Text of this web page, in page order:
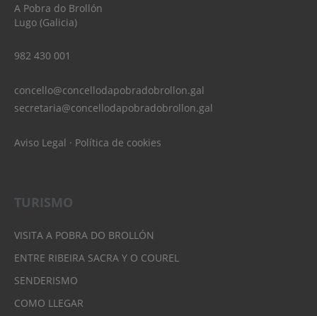
A Pobra do Brollón
Lugo (Galicia)
982 430 001
concello@concellodapobradobrollon.gal
secretaria@concellodapobradobrollon.gal
Aviso Legal · Política de cookies
TURISMO
VISITA A POBRA DO BROLLÓN
ENTRE RIBEIRA SACRA Y O COUREL
SENDERISMO
COMO LLEGAR